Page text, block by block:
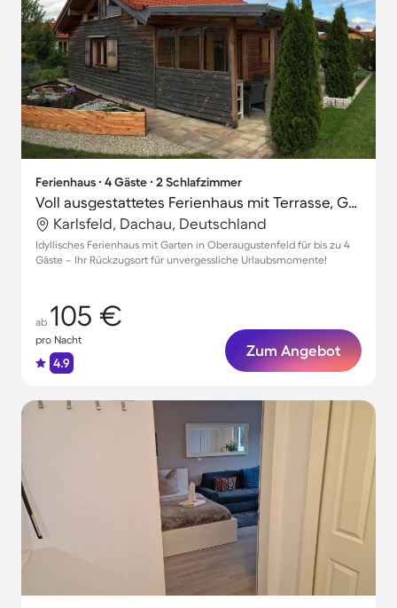
Ferienhaus ∙ 4 Gäste ∙ 2 Schlafzimmer
Voll ausgestattetes Ferienhaus mit Terrasse, Garten und Grill
Karlsfeld, Dachau, Deutschland
Idyllisches Ferienhaus mit Garten in Oberaugustenfeld für bis zu 4
Gäste – Ihr Rückzugsort für unvergessliche Urlaubsmomente!
ab 105 €
pro Nacht
4.9
Zum Angebot